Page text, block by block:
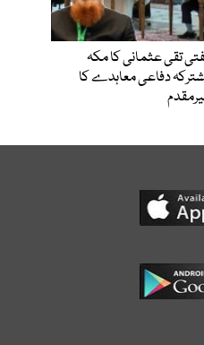
تقی عثمانی کا مکہ
دفاعی معاہدے کا